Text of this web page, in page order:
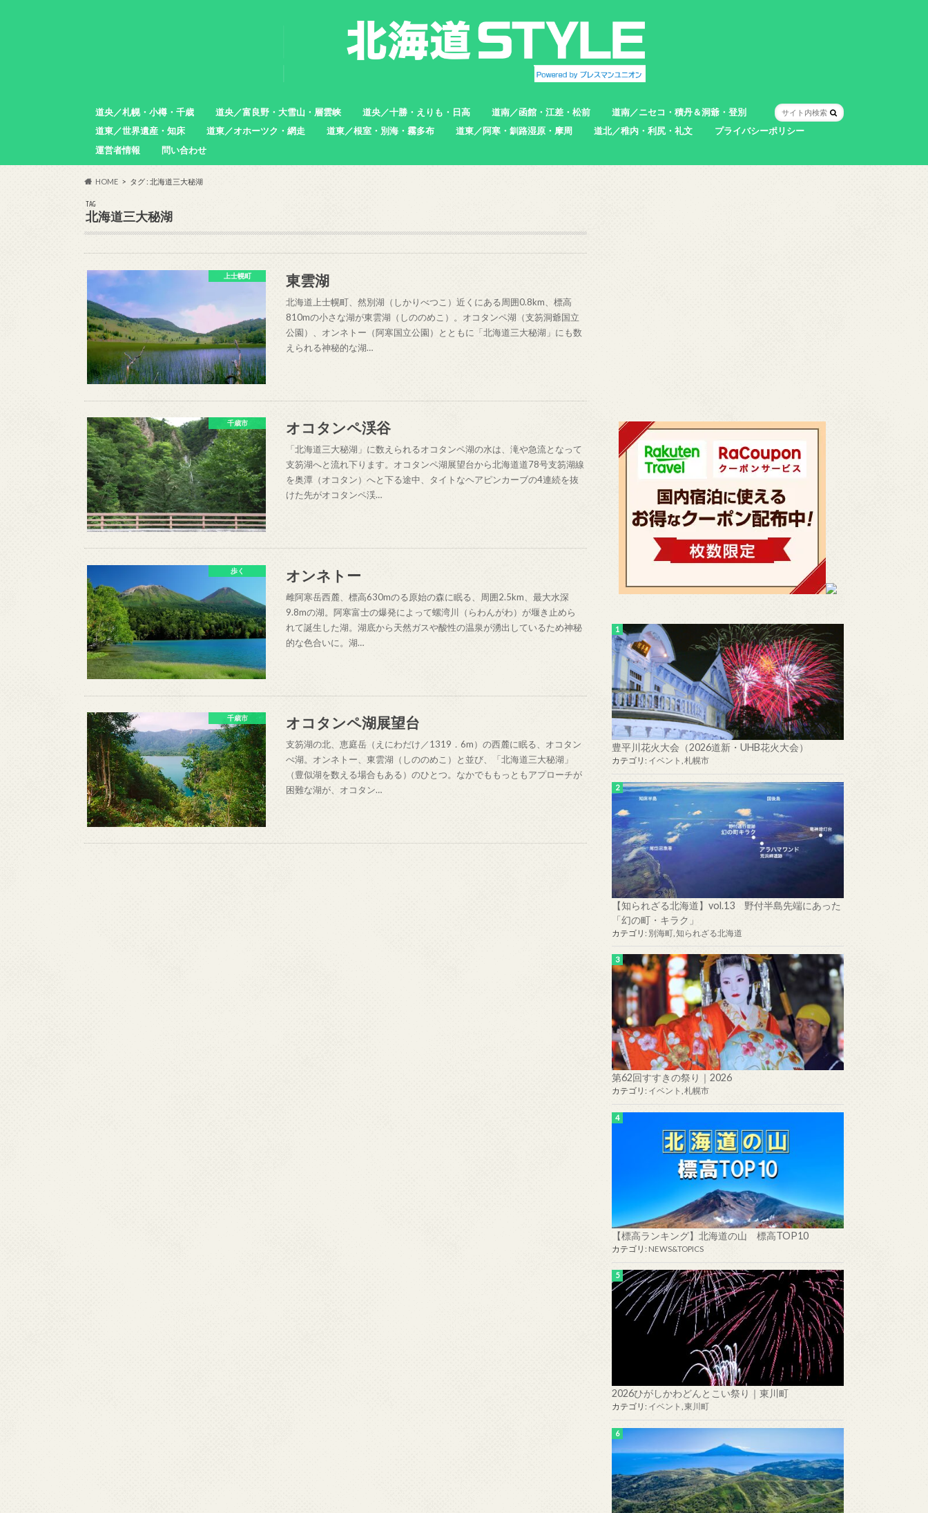
道央／札幌・小樽・千歳
札幌市
小樽市
石狩市
北広島市
恵庭市
千歳市
苫小牧市
道央／富良野・大雪山・層雲峡
中富良野町
東川町
沼田町
幌加内町
増毛町
道央／十勝・えりも・日高
帯広市
えりも町
新ひだか町
足寄町
道南／函館・江差・松前
函館市
北斗市
七飯町
松前町
江差町
上ノ国町
道南／ニセコ・積丹＆洞爺・登別
室蘭市
登別市
洞爺湖町
真狩村
共和町
壮瞥町
積丹町
神恵内村
道東／世界遺産・知床
羅臼町
斜里町
道東／オホーツク・網走 道東／根室・別海・霧多布 道東／阿寒・釧路湿原・摩周 道北／稚内・利尻・礼文
プライバシーポリシー
運営者情報
問い合わせ
HOME タグ : 北海道三大秘湖
TAG
北海道三大秘湖
上士幌町 東雲湖
北海道上士幌町、然別湖（しかりべつこ）近くにある周囲0.8km、標高
810mの小さな湖が東雲湖（しののめこ）。オコタンペ湖（支笏洞爺国立
公園）、オンネトー（阿寒国立公園）とともに「北海道三大秘湖」にも数
えられる神秘的な湖…
千歳市 オコタンペ渓谷
「北海道三大秘湖」に数えられるオコタンペ湖の水は、滝や急流となって
支笏湖へと流れ下ります。オコタンペ湖展望台から北海道道78号支笏湖線
を奥潭（オコタン）へと下る途中、タイトなヘアピンカーブの4連続を抜
けた先がオコタンペ渓…
歩く オンネトー
雌阿寒岳西麓、標高630mのる原始の森に眠る、周囲2.5km、最大水深
9.8mの湖。阿寒富士の爆発によって螺湾川（らわんがわ）が堰き止めら
れて誕生した湖。湖底から天然ガスや酸性の温泉が湧出しているため神秘
的な色合いに。湖…
千歳市 オコタンペ湖展望台
支笏湖の北、恵庭岳（えにわだけ／1319．6m）の西麓に眠る、オコタン
ぺ湖。オンネトー、東雲湖（しののめこ）と並び、「北海道三大秘湖」
（豊似湖を数える場合もある）のひとつ。なかでももっともアプローチが
困難な湖が、オコタン…
豊平川花火大会（2026道新・UHB花火大会）
カテゴリ: イベント 札幌市
【知られざる北海道】vol.13 野付半島先端にあった
「幻の町・キラク」
カテゴリ: 別海町 知られざる北海道
第62回すすきの祭り｜2026
カテゴリ: イベント 札幌市
【標高ランキング】北海道の山 標高TOP10
カテゴリ: NEWS&TOPICS
2026ひがしかわどんとこい祭り｜東川町
カテゴリ: イベント 東川町